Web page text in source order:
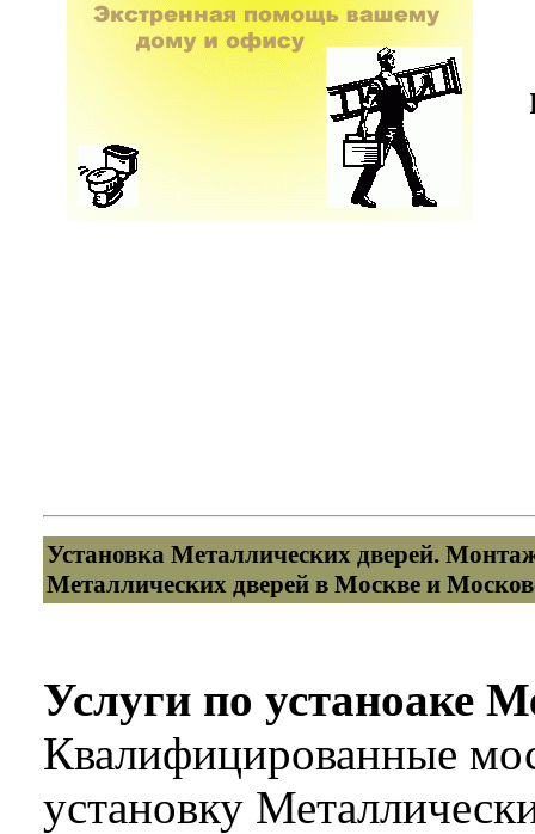
Установка Металлических дверей.
Металлических дверей в Москве и
Услуги по устаноаке
Квалифицированные
установку